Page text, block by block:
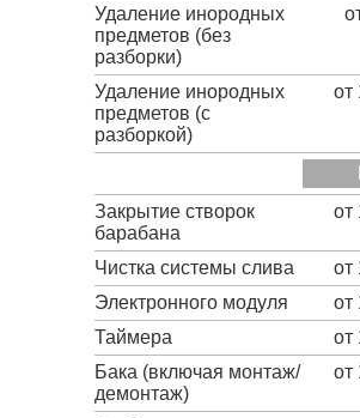
Удаление инородных
предметов (без
разборки)
Удаление инородных
предметов (с
разборкой)
от
Закрытие створок
барабана
от
Чистка системы слива
от
Электронного модуля
от
Таймера
от
Бака (включая монтаж/
демонтаж)
от